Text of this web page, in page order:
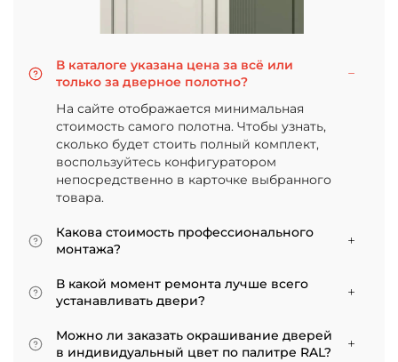
В каталоге указана цена за всё или
только за дверное полотно?
На сайте отображается минимальная
стоимость самого полотна. Чтобы узнать,
сколько будет стоить полный комплект,
воспользуйтесь конфигуратором
непосредственно в карточке выбранного
товара.
Какова стоимость профессионального
монтажа?
Итоговая сумма зависит от типа отделки
двери и габаритов проема. Минимальная
цена за установку стандартной двери с
покрытием «экошпон» начинается от 5000
рублей.
В какой момент ремонта лучше всего
устанавливать двери?
Мы советуем приступать к монтажу после
того, как уложено напольное покрытие. В
Можно ли заказать окрашивание дверей
в индивидуальный цвет по палитре RAL?